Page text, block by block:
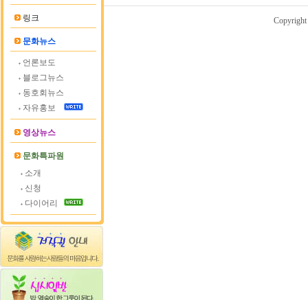
링크
문화뉴스
언론보도
블로그뉴스
동호회뉴스
자유홍보
영상뉴스
문화특파원
소개
신청
다이어리
Copyright